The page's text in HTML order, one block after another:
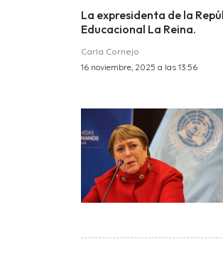
La expresidenta de la
Educacional La Reina.
Carla Cornejo
16 noviembre, 2025 a las 13:56